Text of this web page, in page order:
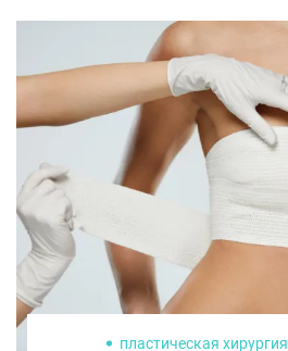
пластическая хирургия